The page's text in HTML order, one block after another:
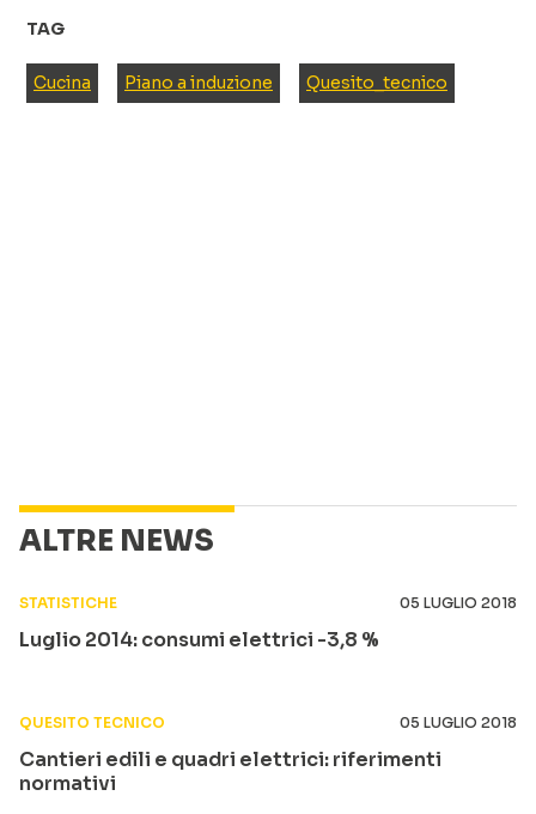
TAG
Cucina Piano a induzione Quesito_tecnico
ALTRE NEWS
STATISTICHE 05 LUGLIO 2018
Luglio 2014: consumi elettrici -3,8 %
QUESITO TECNICO 05 LUGLIO 2018
Cantieri edili e quadri elettrici: riferimenti
normativi